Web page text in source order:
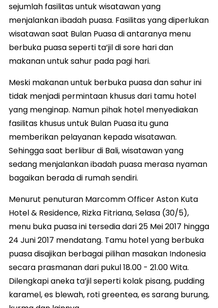
sejumlah fasilitas untuk wisatawan yang
menjalankan ibadah puasa. Fasilitas yang diperlukan
wisatawan saat Bulan Puasa di antaranya menu
berbuka puasa seperti ta’jil di sore hari dan
makanan untuk sahur pada pagi hari.
Meski makanan untuk berbuka puasa dan sahur ini
tidak menjadi permintaan khusus dari tamu hotel
yang menginap. Namun pihak hotel menyediakan
fasilitas khusus untuk Bulan Puasa itu guna
memberikan pelayanan kepada wisatawan.
Sehingga saat berlibur di Bali, wisatawan yang
sedang menjalankan ibadah puasa merasa nyaman
bagaikan berada di rumah sendiri.
Menurut penuturan Marcomm Officer Aston Kuta
Hotel & Residence, Rizka Fitriana, Selasa (30/5),
menu buka puasa ini tersedia dari 25 Mei 2017 hingga
24 Juni 2017 mendatang. Tamu hotel yang berbuka
puasa disajikan berbagai pilihan masakan Indonesia
secara prasmanan dari pukul 18.00 - 21.00 Wita.
Dilengkapi aneka ta’jil seperti kolak pisang, pudding
karamel, es blewah, roti greentea, es sarang burung,